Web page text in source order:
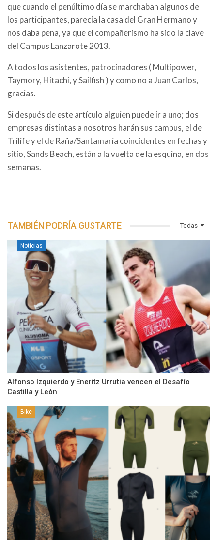
que cuando el penúltimo día se marchaban algunos de
los participantes, parecía la casa del Gran Hermano y
nos daba pena, ya que el compañerísmo ha sido la clave
del Campus Lanzarote 2013.
A todos los asistentes, patrocinadores ( Multipower,
Taymory, Hitachi, y Sailfish ) y como no a Juan Carlos,
gracias.
Si después de este artículo alguien puede ir a uno; dos
empresas distintas a nosotros harán sus campus, el de
Trilife y el de Raña/Santamaría coincidentes en fechas y
sitio, Sands Beach, están a la vuelta de la esquina, en dos
semanas.
Todas
TAMBIÉN PODRÍA GUSTARTE
Noticias
Alfonso Izquierdo y Eneritz Urrutia vencen el Desafío
Castilla y León
Bike